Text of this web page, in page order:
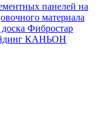
панелей на
материала
Фибростар
КАНЬОН